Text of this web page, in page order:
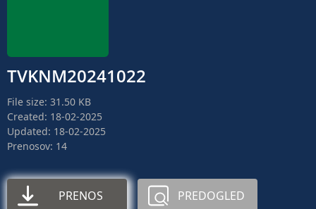
TVKNM20241022
File size: 31.50 KB
Created: 18-02-2025
Updated: 18-02-2025
Prenosov: 14
PRENOS PREDOGLED